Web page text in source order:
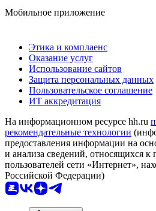
Мобильное приложение
Этика и комплаенс
Оказание услуг
Использование сайтов
Защита персональных данных
Пользовательское соглашение
ИТ аккредитация
На информационном ресурсе hh.ru
рекомендательные технологии
предоставления информации на
и анализа сведений, относящихся к
пользователей сети «Интернет»,
Российской Федерации)